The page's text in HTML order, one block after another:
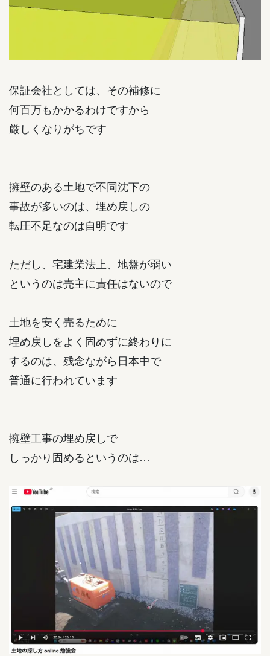
保証会社としては、その補修に
何百万もかかるわけですから
厳しくなりがちです
擁壁のある土地で不同沈下の
事故が多いのは、埋め戻しの
転圧不足なのは自明です
ただし、宅建業法上、地盤が弱い
というのは売主に責任はないので
土地を安く売るために
埋め戻しをよく固めずに終わりに
するのは、残念ながら日本中で
普通に行われています
擁壁工事の埋め戻しで
しっかり固めるというのは…